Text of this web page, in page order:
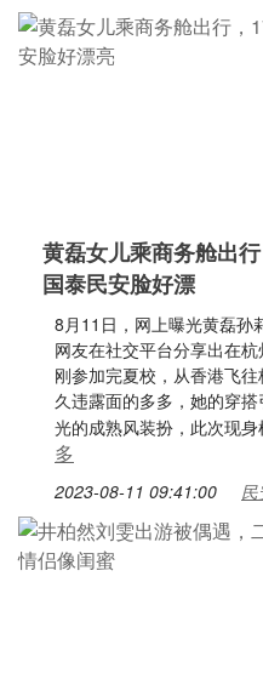
黄磊女儿乘商务舱出
国泰民安脸好漂
8月11日，网上曝光黄磊孙
网友在社交平台分享出在
刚参加完夏校，从香港飞
久违露面的多多，她的穿
光的成熟风装扮，此次现
多
2023-08-11 09:41:00